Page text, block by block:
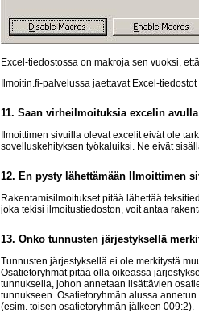
Excel-tiedostossa on makroja sen vuoksi,
Ilmoitin.fi-palvelussa jaettavat Excel-
11. Saan virheilmoituksia excelin
Ilmoittimen sivuilla olevat excelit eivät ole
sovelluskehityksen työkaluiksi. Ne eivät
12. En pysty lähettämään Ilmoittimen
Rakentamisilmoitukset pitää lähettää
joka tekisi ilmoitustiedoston, voit antaa
13. Onko tunnusten järjestyksellä
Tunnusten järjestyksellä ei ole merkitystä
Osatietoryhmät pitää olla oikeassa
tunnuksella, johon annetaan lisättävien
tunnukseen. Osatietoryhmän alussa
(esim. toisen osatietoryhmän jälkeen 009:2).